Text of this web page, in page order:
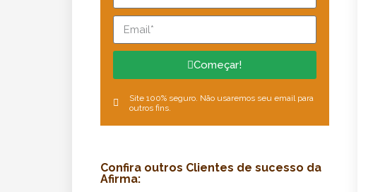
Começar!
Site 100% seguro. Não usaremos seu email para
outros fins.
Confira outros Clientes de sucesso da
Afirma: